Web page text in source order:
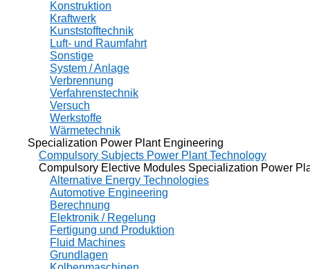
Konstruktion
Kraftwerk
Kunststofftechnik
Luft- und Raumfahrt
Sonstige
System / Anlage
Verbrennung
Verfahrenstechnik
Versuch
Werkstoffe
Wärmetechnik
Specialization Power Plant Engineering
Compulsory Subjects Power Plant Technology
Compulsory Elective Modules Specialization Power
Alternative Energy Technologies
Automotive Engineering
Berechnung
Elektronik / Regelung
Fertigung und Produktion
Fluid Machines
Grundlagen